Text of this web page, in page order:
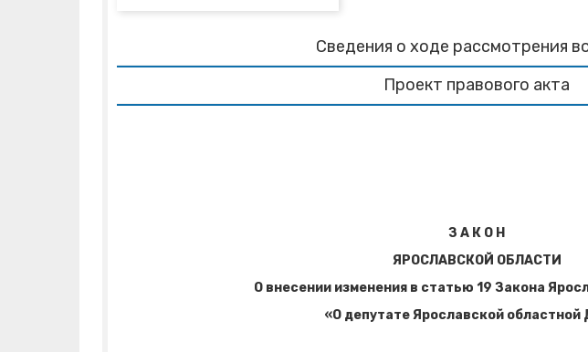
Сведения о ходе рассмотрения
Проект правового акта
З А К О Н
ЯРОСЛАВСКОЙ ОБЛАСТИ
О внесении изменения в статью 19 Закона
«О депутате Ярославской областной